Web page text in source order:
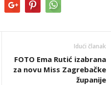
Idući članak
FOTO Ema Rutić izabrana
za novu Miss Zagrebačke
županije